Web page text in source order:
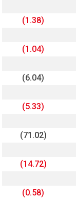
(1.38)
(1.04)
(6.04)
(5.33)
(71.02)
(14.72)
(0.58)